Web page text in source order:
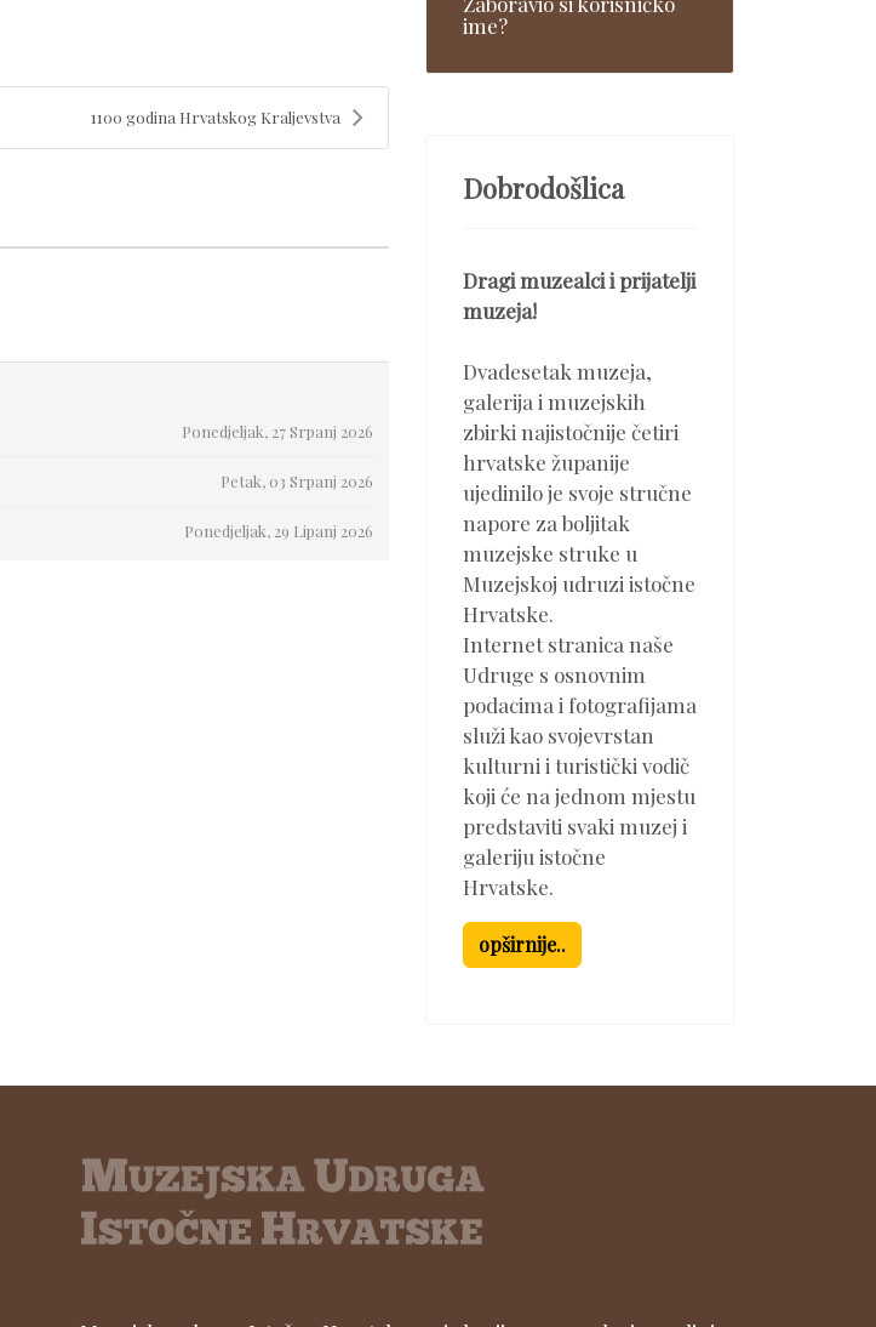
1100 godina Hrvatskog Kraljevstva
Ponedjeljak, 27 Srpanj 2026
Petak, 03 Srpanj 2026
Ponedjeljak, 29 Lipanj 2026
ime?
Dobrodošlica
Dragi muzealci i prijatelji
muzeja!
Dvadesetak muzeja,
galerija i muzejskih
zbirki najistočnije četiri
hrvatske županije
ujedinilo je svoje stručne
napore za boljitak
muzejske struke u
Muzejskoj udruzi istočne
Hrvatske.
Internet stranica naše
Udruge s osnovnim
podacima i fotografijama
služi kao svojevrstan
kulturni i turistički vodič
koji će na jednom mjestu
predstaviti svaki muzej i
galeriju istočne
Hrvatske.
opširnije..